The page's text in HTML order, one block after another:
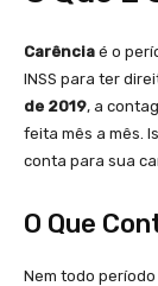
Carência é o
INSS para ter
de 2019, a
feita mês a mês.
conta para sua
O Que
Nem todo